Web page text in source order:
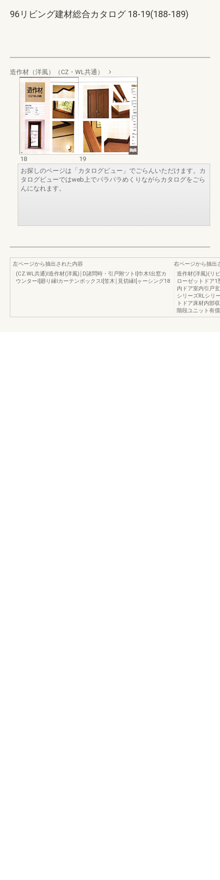
96リビング建材総合カタログ 18-19(188-189)
造作材（洋風）（CZ・WL共通）
18
19
お探しのページは「カタログビュー」でごらんいただけます。カ
タログビューではweb上でパラパラめくりながらカタログをごら
んになれます。
左ページから抽出された内容
(CZ.WL共通)l造作材(洋風)￨D諸問時・引戸附ツトI[巾木!出窓カ
ウンターI[廻り縁lカーテンボックスI[笠木￨見切縁I[ヶーシング18
右ページから抽出
造作材(洋風)(リ
ローゼットドア
内ドア室内引戸
シリーズRLシリ
トドア床材内部
階段ユニット有